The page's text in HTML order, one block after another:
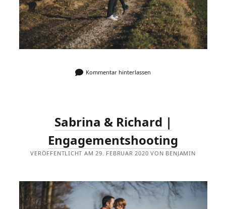
Kommentar hinterlassen
Sabrina & Richard |
Engagementshooting
VERÖFFENTLICHT AM 29. FEBRUAR 2020 VON BENJAMIN